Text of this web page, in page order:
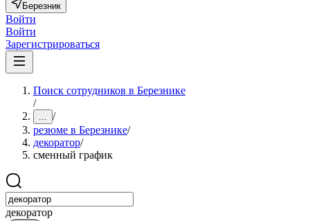
Березник
Войти
Войти
Зарегистрироваться
Поиск сотрудников в Березнике
/
... /
резюме в Березнике/
декоратор/
сменный график
декоратор